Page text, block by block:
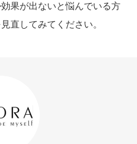
果が出ないと悩んでいる方
直してみてください。